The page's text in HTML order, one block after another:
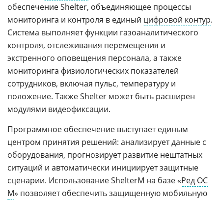
обеспечение Shelter, объединяющее процессы
мониторинга и контроля в единый цифровой контур.
Система выполняет функции газоаналитического
контроля, отслеживания перемещения и
экстренного оповещения персонала, а также
мониторинга физиологических показателей
сотрудников, включая пульс, температуру и
положение. Также Shelter может быть расширен
модулями видеофиксации.
Программное обеспечение выступает единым
центром принятия решений: анализирует данные с
оборудования, прогнозирует развитие нештатных
ситуаций и автоматически инициирует защитные
сценарии. Использование ShelterM на базе «Ред ОС
М» позволяет обеспечить защищенную мобильную